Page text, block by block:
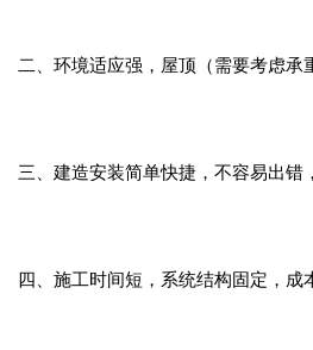
二、环境适应强，屋顶（需要考虑
三、建造安装简单快捷，不容易出
四、施工时间短，系统结构固定，成